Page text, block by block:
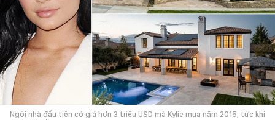
Ngôi nhà đầu tiên có giá hơn 3 triệu USD mà Kylie mua năm 2015, tức khi